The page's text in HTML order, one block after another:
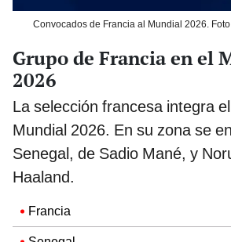
Convocados de Francia al Mundial 2026.
Grupo de Francia en el
2026
La selección francesa integra
Mundial 2026. En su zona se
Senegal, de Sadio Mané, y
Haaland.
Francia